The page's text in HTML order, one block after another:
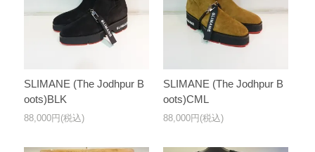
SLIMANE (The Jodhpur B
oots)BLK
88,000円(税込)
SLIMANE (The Jodhpur B
oots)CML
88,000円(税込)